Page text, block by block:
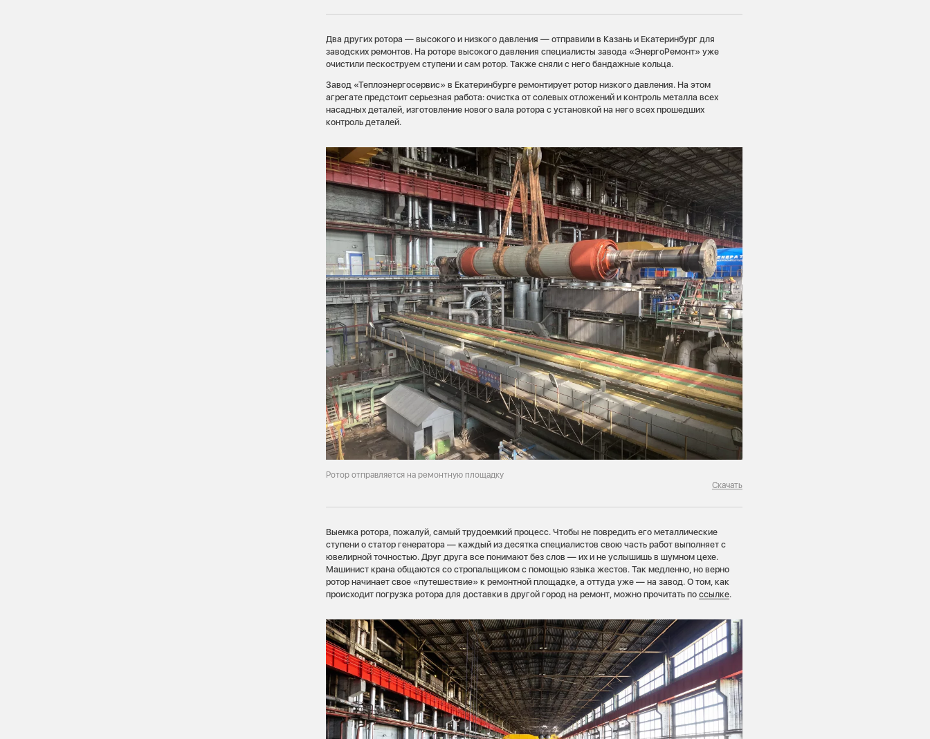
Два других ротора — высокого и низкого давления — отправили в Казань и Екатеринбург для
заводских ремонтов. На роторе высокого давления специалисты завода «ЭнергоРемонт» уже
очистили пескоструем ступени и сам ротор. Также сняли с него бандажные кольца.
Завод «Теплоэнергосервис» в Екатеринбурге ремонтирует ротор низкого давления. На этом
агрегате предстоит серьезная работа: очистка от солевых отложений и контроль металла всех
насадных деталей, изготовление нового вала ротора с установкой на него всех прошедших
контроль деталей.
Ротор отправляется на ремонтную площадку
Скачать
Выемка ротора, пожалуй, самый трудоемкий процесс. Чтобы не повредить его металлические
ступени о статор генератора — каждый из десятка специалистов свою часть работ выполняет с
ювелирной точностью. Друг друга все понимают без слов — их и не услышишь в шумном цехе.
Машинист крана общаются со стропальщиком с помощью языка жестов. Так медленно, но верно
ротор начинает свое «путешествие» к ремонтной площадке, а оттуда уже — на завод. О том, как
происходит погрузка ротора для доставки в другой город на ремонт, можно прочитать поссылке.